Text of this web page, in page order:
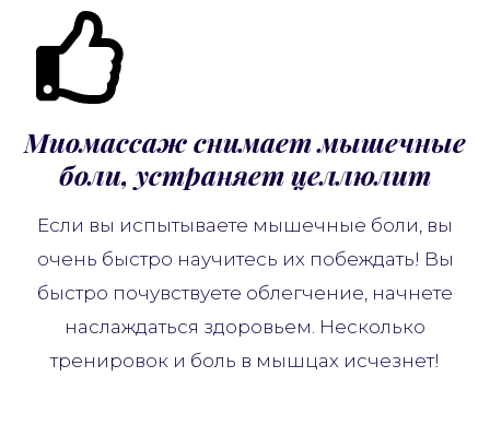
Миомассаж снимает мышечные
боли, устраняет целлюлит
Если вы испытываете мышечные боли, вы
очень быстро научитесь их побеждать! Вы
быстро почувствуете облегчение, начнете
наслаждаться здоровьем. Несколько
тренировок и боль в мышцах исчезнет!